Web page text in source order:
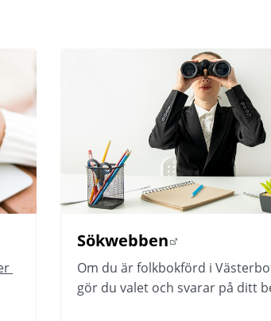
Sökwebben
Länk till annan
Om du är folkbokförd i
gör du valet och svarar på ditt